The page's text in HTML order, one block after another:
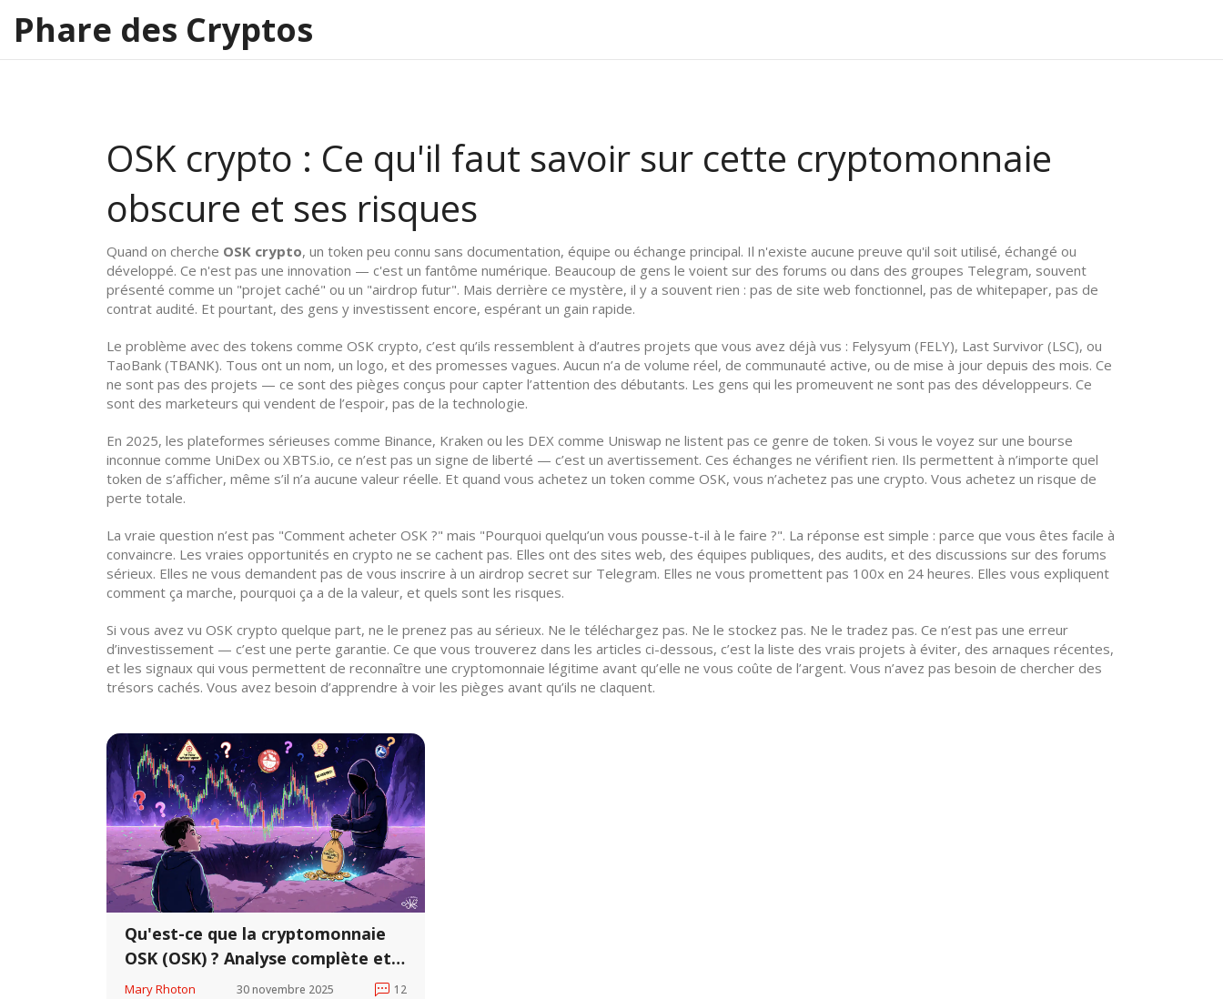
Phare des Cryptos
OSK crypto : Ce qu'il faut savoir sur cette cryptomonnaie
obscure et ses risques
Quand on cherche OSK crypto, un token peu connu sans documentation, équipe ou échange principal. Il n'existe aucune preuve qu'il soit utilisé, échangé ou
développé. Ce n'est pas une innovation — c'est un fantôme numérique. Beaucoup de gens le voient sur des forums ou dans des groupes Telegram, souvent
présenté comme un "projet caché" ou un "airdrop futur". Mais derrière ce mystère, il y a souvent rien : pas de site web fonctionnel, pas de whitepaper, pas de
contrat audité. Et pourtant, des gens y investissent encore, espérant un gain rapide.
Le problème avec des tokens comme OSK crypto, c’est qu’ils ressemblent à d’autres projets que vous avez déjà vus : Felysyum (FELY), Last Survivor (LSC), ou
TaoBank (TBANK). Tous ont un nom, un logo, et des promesses vagues. Aucun n’a de volume réel, de communauté active, ou de mise à jour depuis des mois. Ce
ne sont pas des projets — ce sont des pièges conçus pour capter l’attention des débutants. Les gens qui les promeuvent ne sont pas des développeurs. Ce
sont des marketeurs qui vendent de l’espoir, pas de la technologie.
En 2025, les plateformes sérieuses comme Binance, Kraken ou les DEX comme Uniswap ne listent pas ce genre de token. Si vous le voyez sur une bourse
inconnue comme UniDex ou XBTS.io, ce n’est pas un signe de liberté — c’est un avertissement. Ces échanges ne vérifient rien. Ils permettent à n’importe quel
token de s’afficher, même s’il n’a aucune valeur réelle. Et quand vous achetez un token comme OSK, vous n’achetez pas une crypto. Vous achetez un risque de
perte totale.
La vraie question n’est pas "Comment acheter OSK ?" mais "Pourquoi quelqu’un vous pousse-t-il à le faire ?". La réponse est simple : parce que vous êtes facile à
convaincre. Les vraies opportunités en crypto ne se cachent pas. Elles ont des sites web, des équipes publiques, des audits, et des discussions sur des forums
sérieux. Elles ne vous demandent pas de vous inscrire à un airdrop secret sur Telegram. Elles ne vous promettent pas 100x en 24 heures. Elles vous expliquent
comment ça marche, pourquoi ça a de la valeur, et quels sont les risques.
Si vous avez vu OSK crypto quelque part, ne le prenez pas au sérieux. Ne le téléchargez pas. Ne le stockez pas. Ne le tradez pas. Ce n’est pas une erreur
d’investissement — c’est une perte garantie. Ce que vous trouverez dans les articles ci-dessous, c’est la liste des vrais projets à éviter, des arnaques récentes,
et les signaux qui vous permettent de reconnaître une cryptomonnaie légitime avant qu’elle ne vous coûte de l’argent. Vous n’avez pas besoin de chercher des
trésors cachés. Vous avez besoin d’apprendre à voir les pièges avant qu’ils ne claquent.
Qu'est-ce que la cryptomonnaie
OSK (OSK) ? Analyse complète et
risques réels
Mary Rhoton 30 novembre 2025 12